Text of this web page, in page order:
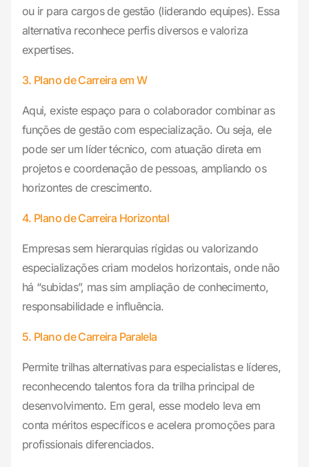
ou ir para cargos de gestão (liderando equipes). Essa
alternativa reconhece perfis diversos e valoriza
expertises.
3. Plano de Carreira em W
Aqui, existe espaço para o colaborador combinar as
funções de gestão com especialização. Ou seja, ele
pode ser um líder técnico, com atuação direta em
projetos e coordenação de pessoas, ampliando os
horizontes de crescimento.
4. Plano de Carreira Horizontal
Empresas sem hierarquias rígidas ou valorizando
especializações criam modelos horizontais, onde não
há “subidas”, mas sim ampliação de conhecimento,
responsabilidade e influência.
5. Plano de Carreira Paralela
Permite trilhas alternativas para especialistas e líderes,
reconhecendo talentos fora da trilha principal de
desenvolvimento. Em geral, esse modelo leva em
conta méritos específicos e acelera promoções para
profissionais diferenciados.